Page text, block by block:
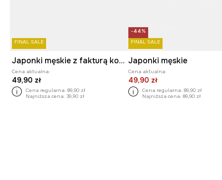
FINAL SALE
Japonki męskie z fakturą kolor multicolor
Cena aktualna:
49,90 zł
Cena regularna: 89,90 zł
Najniższa cena: 39,90 zł
-44%
FINAL SALE
Japonki męskie
Cena aktualna:
49,90 zł
Cena regularna: 89,90 zł
Najniższa cena: 89,90 zł